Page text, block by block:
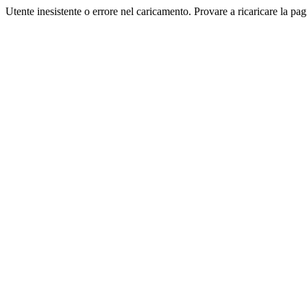
Utente inesistente o errore nel caricamento. Provare a ricaricare la